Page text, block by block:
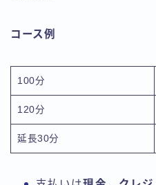
コース例
100分
120分
延長30分